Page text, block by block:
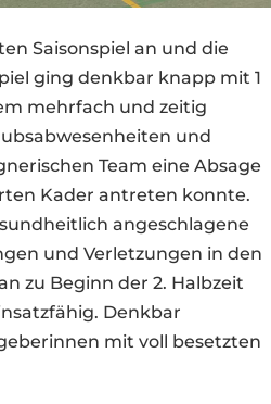
Saisonspiel an und die
ging denkbar knapp mit 1
mehrfach und zeitig
und
Team eine Absage
Kader antreten konnte.
angeschlagene
und Verletzungen in den
zu Beginn der 2. Halbzeit
Denkbar
mit voll besetzten